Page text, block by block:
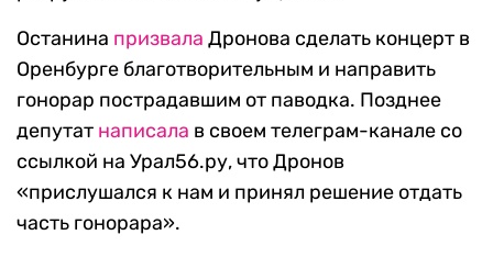
Останина призвала Дронова сделать концерт в
Оренбурге благотворительным и направить
гонорар пострадавшим от паводка. Позднее
депутат написала в своем телеграм-канале со
ссылкой на Урал56.ру, что Дронов
«прислушался к нам и принял решение отдать
часть гонорара».